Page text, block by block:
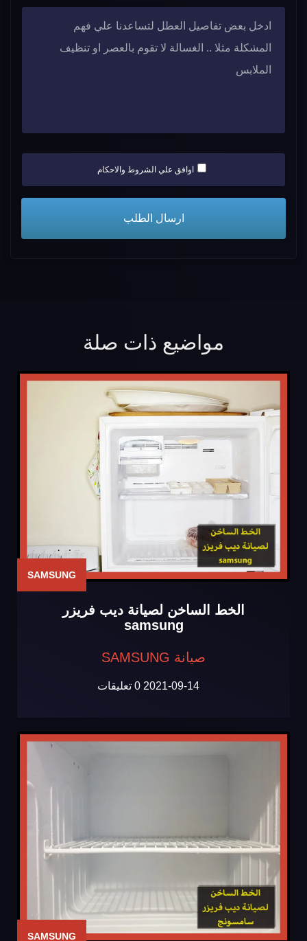
اوافق علي الشروط والاحكام
مواضيع ذات صلة
SAMSUNG
الخط الساخن لصيانة ديب فريزر
samsung
صيانة SAMSUNG
2021-09-14 0 تعليقات
SAMSUNG